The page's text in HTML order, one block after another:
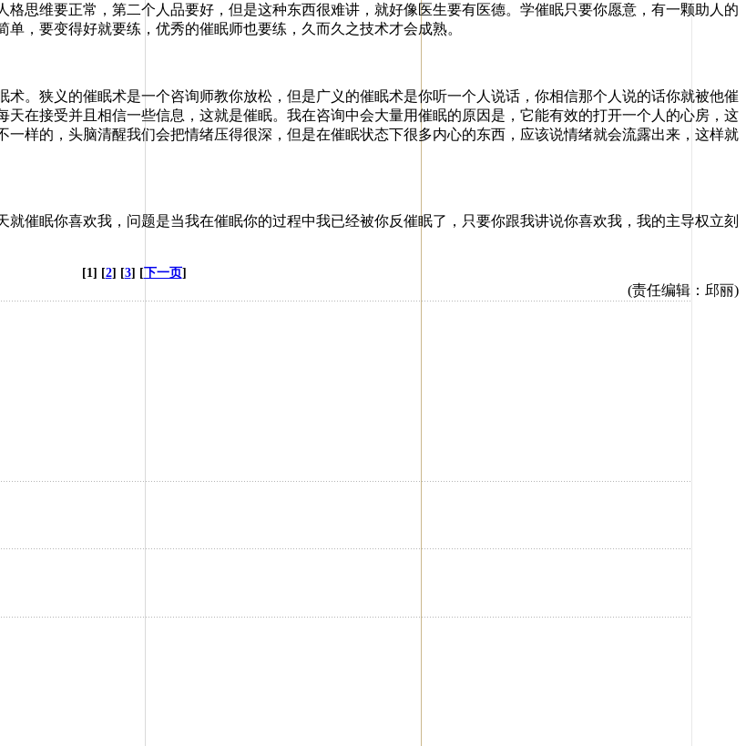
维要正常，第二个人品要好，但是这种东西很难讲，就好像医生要有医德。学催眠只要你愿意，有一颗助人的
，要变得好就要练，优秀的催眠师也要练，久而久之技术才会成熟。
狭义的催眠术是一个咨询师教你放松，但是广义的催眠术是你听一个人说话，你相信那个人说的话你就被他催
在接受并且相信一些信息，这就是催眠。我在咨询中会大量用催眠的原因是，它能有效的打开一个人的心房，这
样的，头脑清醒我们会把情绪压得很深，但是在催眠状态下很多内心的东西，应该说情绪就会流露出来，这样就
眠你喜欢我，问题是当我在催眠你的过程中我已经被你反催眠了，只要你跟我讲说你喜欢我，我的主导权立刻
[1] [2] [3] [下一页]
(责任编辑：邱丽)